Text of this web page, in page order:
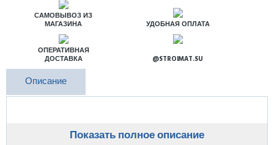
САМОВЫВОЗ ИЗ
МАГАЗИНА
УДОБНАЯ ОПЛАТА
ОПЕРАТИВНАЯ
ДОСТАВКА
@STROIMAT.SU
Описание
Показать полное описание